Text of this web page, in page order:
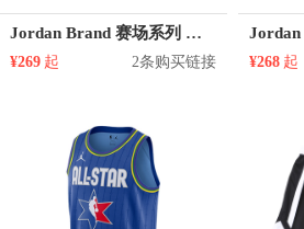
Jordan Brand 赛场系列 明星款运动短裤 CJ1067
¥269 起 2条购买链接 ¥268 起